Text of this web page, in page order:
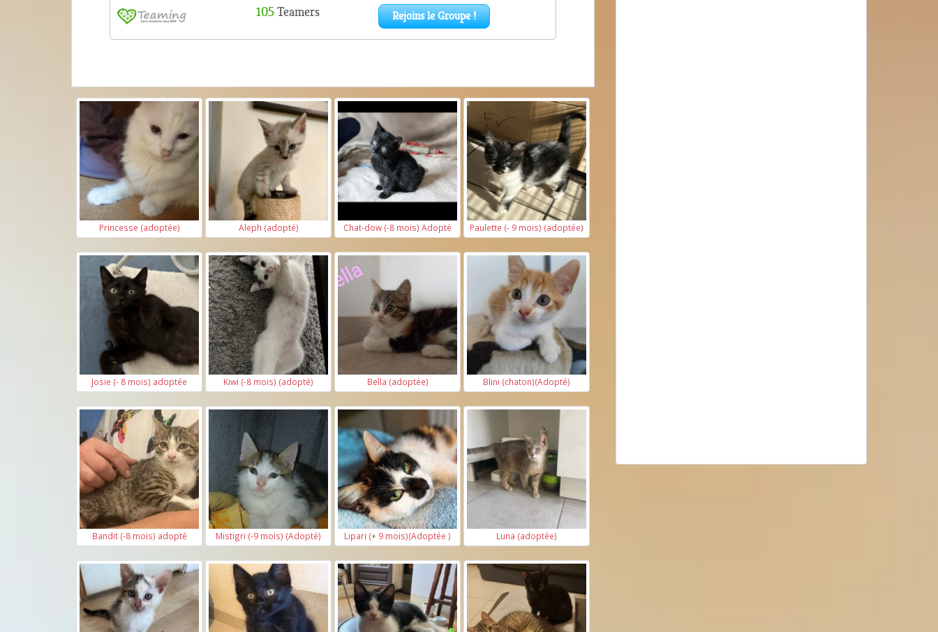
Princesse (adoptée) Aleph (adopté) Chat-dow (-8 mois) Adopté Paulette (- 9 mois) (adoptée)
Josie (- 8 mois) adoptée Kiwi (-8 mois) (adopté) Bella (adoptée) Blini (chaton)(Adopté)
Bandit (-8 mois) adopté Mistigri (-9 mois) (Adopté) Lipari (+ 9 mois)(Adoptée ) Luna (adoptée)